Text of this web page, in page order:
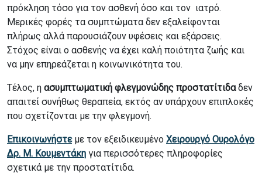
πρόκληση τόσο για τον ασθενή όσο και τον ιατρό.
Μερικές φορές τα συμπτώματα δεν εξαλείφονται
πλήρως αλλά παρουσιάζουν υφέσεις και εξάρσεις.
Στόχος είναι ο ασθενής να έχει καλή ποιότητα ζωής και
να μην επηρεάζεται η κοινωνικότητα του.
Τέλος, η ασυμπτωματική φλεγμονώδης προστατίτιδαδεν
απαιτεί συνήθως θεραπεία, εκτός αν υπάρχουν επιπλοκές
που σχετίζονται με την φλεγμονή.
Επικοινωνήστεμε τον εξειδικευμένο Χειρουργό Ουρολόγο
Δρ. Μ. Κουμεντάκη για περισσότερες πληροφορίες
σχετικά με την προστατίτιδα.